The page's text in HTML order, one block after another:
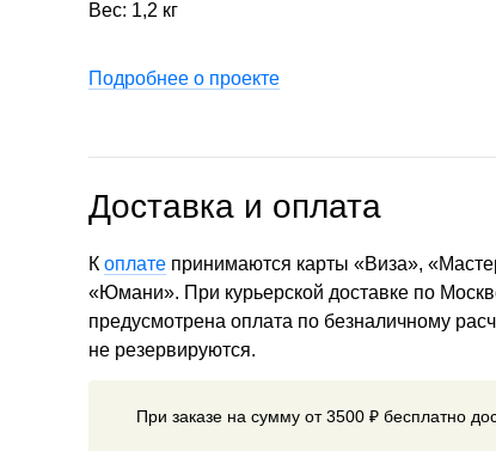
Вес: 1,2 кг
Подробнее о проекте
Доставка и оплата
К оплате принимаются карты «Виза»,
«Юмани». При курьерской доставке по
предусмотрена оплата по безналичному
не резервируются.
При заказе на сумму от 3500 ₽ бесплатно